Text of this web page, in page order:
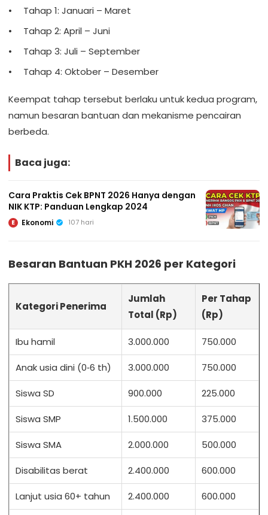
Tahap 1: Januari – Maret
Tahap 2: April – Juni
Tahap 3: Juli – September
Tahap 4: Oktober – Desember
Keempat tahap tersebut berlaku untuk kedua program,
namun besaran bantuan dan mekanisme pencairan
berbeda.
Baca juga:
Cara Praktis Cek BPNT 2026 Hanya dengan
NIK KTP: Panduan Lengkap 2024
E Ekonomi 107 hari
Besaran Bantuan PKH 2026 per Kategori
Kategori Penerima
Jumlah
Total (Rp)
Per Tahap
(Rp)
Ibu hamil 3.000.000 750.000
Anak usia dini (0‑6 th) 3.000.000 750.000
Siswa SD 900.000 225.000
Siswa SMP 1.500.000 375.000
Siswa SMA 2.000.000 500.000
Disabilitas berat 2.400.000 600.000
Lanjut usia 60+ tahun 2.400.000 600.000